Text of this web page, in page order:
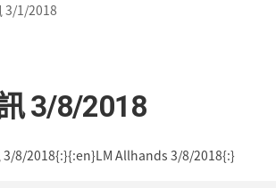
3/1/2018
3/8/2018